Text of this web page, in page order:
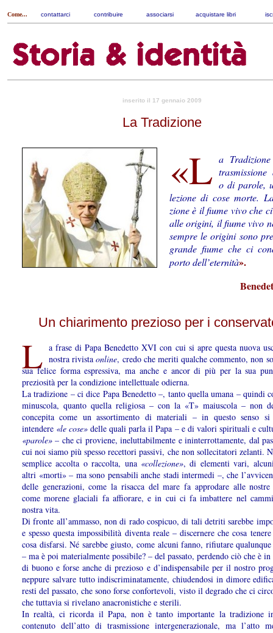
Come... contattarci contribuire associarsi acquistare libri
inserito il 17 gennaio 2009
La Tradizione
«L a
o di pa­ro­le,
le­zio­ne di cose morte.
zio­ne è il fiume vivo che
alle ori­gini, il fiume vivo
sempre le origini sono
gran­de fiume che ci
porto dell’eternità».
Un chiarimento prezioso per i
L a frase di Papa Benedetto XVI con cui si apre questa nuova
nostra rivistaonline, credo che meriti qualche commento, non
sua felice forma espressiva, ma anche e ancor di più per la sua
preziosità per la condizione intellettuale odierna.
La tradizione – ci dice Papa Benedetto –, tanto quella umana – quindi
minuscola, quanto quella religiosa – con la «T» maiuscola – non
concepita come un assortimento di materiali – in questo senso si
intendere «le cose» delle quali parla il Papa – e di valori spirituali e
«parole» – che ci proviene, ineluttabilmente e ininterrottamente, dal
cui noi siamo più spesso recettori passivi, che non sollecitatori zelanti.
semplice accolta o raccolta, una «collezione», di elementi vari,
altri «morti» – ma sono pensabili anche stadi intermedi –, che
delle generazioni, come la risacca del mare fa approdare alle nostre
come morene glaciali fa affiorare, e in cui ci fa imbattere nel
nostra vita.
Di fronte all’ammasso, non di rado cospicuo, di tali detriti sarebbe
e spesso questa impossibilità diventa reale – discernere che cosa
cosa disfarsi. Né sarebbe giusto, come alcuni fanno, rifiutare
– ma è poi materialmente possibile? – del passato, perdendo ciò che è in
di buono e forse anche di prezioso e d’indispensabile per il nostro
neppure salvare tutto indiscriminatamente, chiudendosi in dimore
resti del passato, che sono forse confortevoli, visto il degrado che ci
che tuttavia si rivelano anacronistiche e sterili.
In realtà, ci ricorda il Papa, non è tanto importante la tradizione
contenuto dell’atto di trasmissione intergenerazionale, ma l’atto